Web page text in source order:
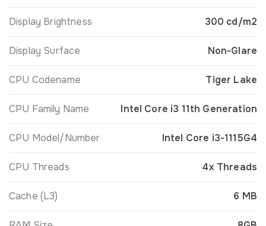
Display Brightness 300 cd/m2
Display Surface Non-Glare
CPU Codename Tiger Lake
CPU Family Name Intel Core i3 11th Generation
CPU Model/Number Intel Core i3-1115G4
CPU Threads 4x Threads
Cache (L3) 6 MB